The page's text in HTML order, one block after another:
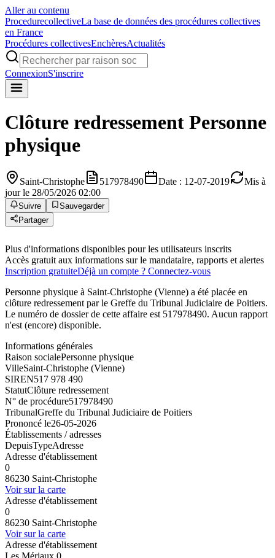
Aller au contenu
ProcedurecollectiveLa base de données des procédures collectives
en France
Procédures collectivesEnchèresActualités
ConnexionS'inscrire
Clôture redressement Personne
physique
Saint-Christophe 517978490 Date : 12-07-2019
Mis à
jour le 28/05/2026 02:00
Suivre
Sauvegarder
Partager
Plus d'informations disponibles pour les utilisateurs inscrits
Accès gratuit aux informations sur le mandataire, rapports et alertes
Inscription gratuiteDéjà un compte ? Connectez-vous
Personne physique à Saint-Christophe (Vienne) a été placée en
clôture redressement par le Greffe du Tribunal Judiciaire de Poitiers.
Le numéro de dossier de cette affaire est 517978490. Aucun rapport
n'est (encore) disponible.
Informations générales
Raison socialePersonne physique
VilleSaint-Christophe (Vienne)
SIREN517 978 490
StatutClôture redressement
N° de procédure517978490
TribunalGreffe du Tribunal Judiciaire de Poitiers
Prononcé le26-05-2026
Établissements / adresses
DepuisTypeAdresse
Adresse d'établissement
0
86230 Saint-Christophe
Voir sur la carte
Adresse d'établissement
0
86230 Saint-Christophe
Voir sur la carte
Adresse d'établissement
Les Mériaux 0